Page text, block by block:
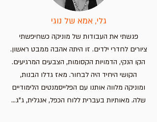
גלי, אמא של נוגי
פגשתי את העבודות של מוניקה כשחיפשתי
ציורים לחדרי ילדים. זו היתה אהבה ממבט ראשון.
הקו הנקי, הדמויות הקסומות, הצבעים המרגיעים.
הקושי היחיד היה לבחור. מאז גדלו הבנות,
ומוניקה מלווה אותנו עם הפלייסמנטים הלימודיים
שלה. מאותיות בעברית ללוח הכפל, אנגלית, ג"ג...